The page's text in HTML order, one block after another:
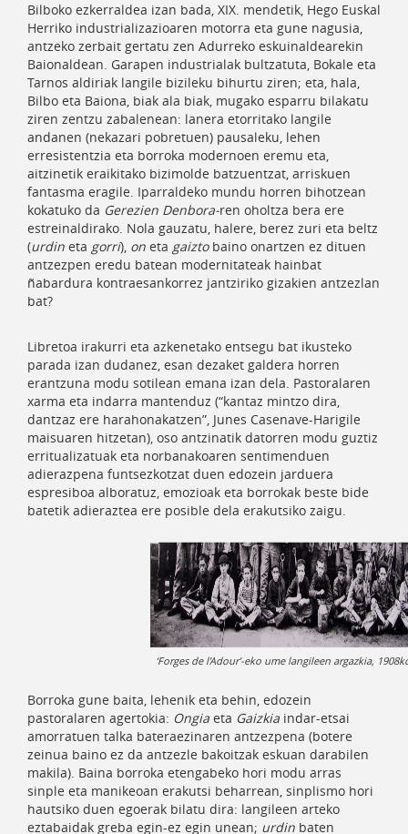
Bilboko ezkerraldea izan bada, XIX. mendetik, Hego Euskal
Herriko industrializazioaren motorra eta gune nagusia,
antzeko zerbait gertatu zen Adurreko eskuinaldearekin
Baionaldean. Garapen industrialak bultzatuta, Bokale eta
Tarnos aldiriak langile bizileku bihurtu ziren; eta, hala,
Bilbo eta Baiona, biak ala biak, mugako esparru bilakatu
ziren zentzu zabalenean: lanera etorritako langile
andanen (nekazari pobretuen) pausaleku, lehen
erresistentzia eta borroka modernoen eremu eta,
aitzinetik eraikitako bizimolde batzuentzat, arriskuen
fantasma eragile. Iparraldeko mundu horren bihotzean
kokatuko da Gerezien Denbora-ren oholtza bera ere
estreinaldirako. Nola gauzatu, halere, berez zuri eta beltz
(urdin eta gorri), on eta gaiztobaino onartzen ez dituen
antzezpen eredu batean modernitateak hainbat
ñabardura kontraesankorrez jantziriko gizakien antzezlan
bat?
Libretoa irakurri eta azkenetako entsegu bat ikusteko
parada izan dudanez, esan dezaket galdera horren
erantzuna modu sotilean emana izan dela. Pastoralaren
xarma eta indarra mantenduz (“kantaz mintzo dira,
dantzaz ere harahonakatzen”, Junes Casenave-Harigile
maisuaren hitzetan), oso antzinatik datorren modu guztiz
erritualizatuak eta norbanakoaren sentimenduen
adierazpena funtsezkotzat duen edozein jarduera
espresiboa alboratuz, emozioak eta borrokak beste bide
batetik adieraztea ere posible dela erakutsiko zaigu.
‘Forges de l’Adour’-eko ume langileen argazkia,
Borroka gune baita, lehenik eta behin, edozein
pastoralaren agertokia: Ongia eta Gaizkia indar-etsai
amorratuen talka bateraezinaren antzezpena (botere
zeinua baino ez da antzezle bakoitzak eskuan darabilen
makila). Baina borroka etengabeko hori modu arras
sinple eta manikeoan erakutsi beharrean, sinplismo hori
hautsiko duen egoerak bilatu dira: langileen arteko
eztabaidak greba egin-ez egin unean; urdin baten